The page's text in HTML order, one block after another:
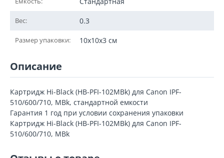
Вес: 0.3
Размер упаковки: 10x10x3 см
Описание
Картридж Hi-Black (HB-PFI-102MBk) для Canon IPF-
510/600/710, MBk, стандартной емкости
Гарантия 1 год при условии сохранения упаковки
Картридж Hi-Black (HB-PFI-102MBk) для Canon IPF-
510/600/710, MBk